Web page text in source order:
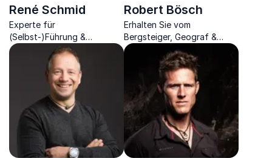
René Schmid
Experte für
(Selbst-)Führung &
Konfliktmanagement,
Persönlichkeits- &
Teamentwickler,
Sparringcoach &
Mentaltrainer
Robert Bösch
Erhalten Sie vom
Bergsteiger, Geograf &
Extremfotografen einen
atemberaubenden Einblick in
seine herausfordernde
Arbeit